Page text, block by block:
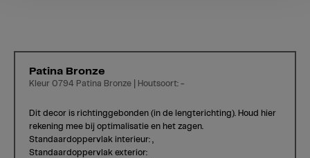
Patina Bronze
Kleur 0794 Patina Bronze | Houtsoort: -
Dit decor is richtinggebonden (in de lengterichting). Houd hier
rekening mee bij optimalisatie en het zagen.
Standaardoppervlak interieur: ,
Standaardoppervlak exterior: